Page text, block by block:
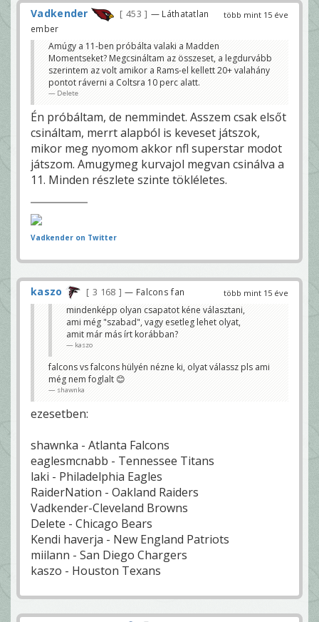
több mint 15 éve
Vadkender 453
— Láthatatlan
ember
Amúgy a 11-ben próbálta valaki a Madden
Momentseket? Megcsináltam az összeset, a legdurvább
szerintem az volt amikor a Rams-el kellett 20+ valahány
pontot ráverni a Coltsra 10 perc alatt.
Delete
Én próbáltam, de nemmindet. Asszem csak elsőt
csináltam, merrt alapból is keveset játszok,
mikor meg nyomom akkor nfl superstar modot
játszom. Amugymeg kurvajol megvan csinálva a
11. Minden részlete szinte tökléletes.
Vadkender on Twitter
több mint 15 éve
kaszo 3 168 — Falcons fan
mindenképp olyan csapatot kéne választani,
ami még "szabad", vagy esetleg lehet olyat,
amit már más írt korábban?
kaszo
falcons vs falcons hülyén nézne ki, olyat válassz pls ami
még nem foglalt 😊
shawnka
ezesetben:
shawnka - Atlanta Falcons
eaglesmcnabb - Tennessee Titans
laki - Philadelphia Eagles
RaiderNation - Oakland Raiders
Vadkender-Cleveland Browns
Delete - Chicago Bears
Kendi haverja - New England Patriots
miilann - San Diego Chargers
kaszo - Houston Texans